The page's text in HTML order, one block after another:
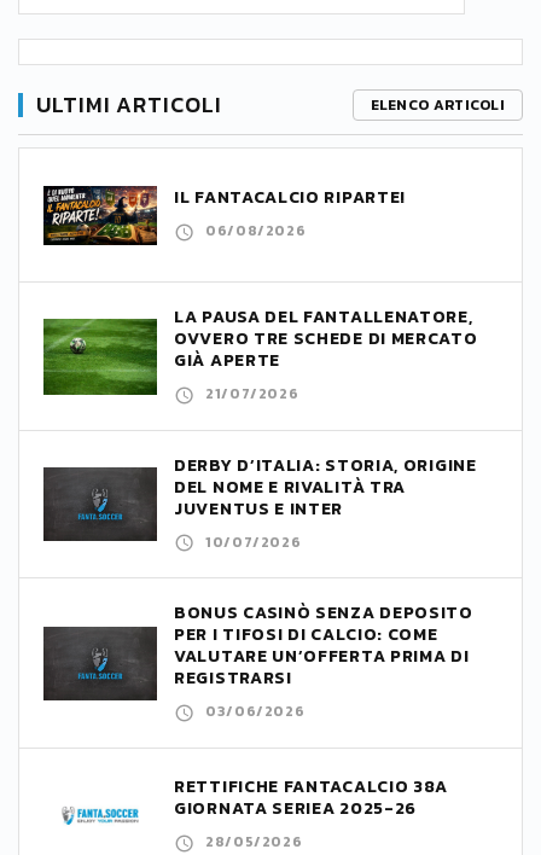
ULTIMI ARTICOLI ELENCO ARTICOLI
IL FANTACALCIO RIPARTE!
06/08/2026
LA PAUSA DEL FANTALLENATORE,
OVVERO TRE SCHEDE DI MERCATO
GIÀ APERTE
21/07/2026
DERBY D’ITALIA: STORIA, ORIGINE
DEL NOME E RIVALITÀ TRA
JUVENTUS E INTER
10/07/2026
BONUS CASINÒ SENZA DEPOSITO
PER I TIFOSI DI CALCIO: COME
VALUTARE UN’OFFERTA PRIMA DI
REGISTRARSI
03/06/2026
RETTIFICHE FANTACALCIO 38A
GIORNATA SERIEA 2025-26
28/05/2026